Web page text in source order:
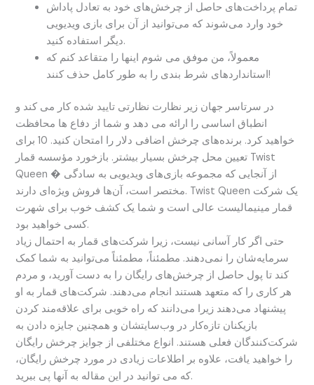
تمام پرداخت‌های حاصل از چرخش‌های خود به تعادل پاداش
خود وارد می‌شوند که می‌توانید از آن برای بازی ویدیویی
دیگر استفاده کنید.
معمولاً، من موفق می شوم اینها را متقاعد کنم که
استانداردهای شرط بندی را به طور کامل حذف کنند!
در سرتاسر جهان زیر نظارت نظارتی تایید شده کار می کند و
انطباق اساسی را ارائه می دهد و شما از دفاع ها محافظت
خواهید کرد. برنده‌های چرخش اضافی دلار را امتحان کنید. 10 برای
تعیین محل چرخش بسیار بیشتر. بازخورد مؤسسه قمار Twist
Queen � از آنجایی که مجموعه بازی‌های ویدیویی به سادگی
مختصر است، آن‌ها فروش ویژه‌ای دارند. Twist Queen یک شرکت
قمار مینیمالیست عالی است و شما یک کشف خوب برای شهرت
کسی خواهید بود.
حتی اگر کار آسانی نیست، زیرا شرکت‌های قمار به احتمال زیاد
سرمایه‌شان را نمی‌دهند. مطمئناً، مطمئناً می‌توانید به شما کمک
کند تا پول حاصل از چرخش‌های رایگان را به دست آورید، و مردم
هر کاری را که متعهد هستند انجام می‌دهند. شرکت‌های قمار به او
پیشنهاد می‌دهند زیرا می‌دانند که راه خوبی برای علاقه‌مند کردن
بازیکنان تازه‌کار در وب‌سایتشان و همچنین جایزه دادن به
شرکت‌کنندگان فعلی هستند. انواع مختلفی از جوایز چرخش رایگان
را خواهید یافت، علاوه بر اطلاعات زیادی در مورد چرخش رایگان،
که می توانید در این مقاله به آنها پی ببرید.